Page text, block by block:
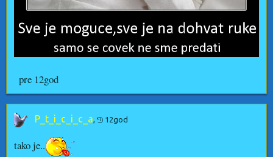
pre 12god
P_t_i_c_i_c_a, 12god
tako je..